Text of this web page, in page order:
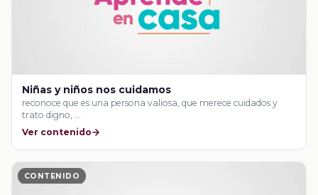
Niñas y niños nos cuidamos
reconoce que es una persona valiosa, que merece cuidados y
trato digno, …
Ver contenido
CONTENIDO